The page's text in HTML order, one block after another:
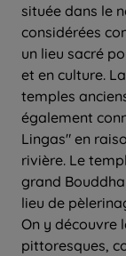
située dans le
considérées
un lieu sacré
et en culture.
temples
également
Lingas" en
rivière. Le
grand
lieu de
On y découvre
pittoresques,